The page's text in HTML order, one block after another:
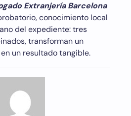
Extranjería Barcelona
conocimiento local
del expediente: tres
transforman un
un resultado tangible.